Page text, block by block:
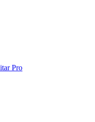
Pro